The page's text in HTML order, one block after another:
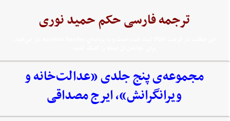
ترجمه فارسی حکم حمید نوری
مجموعه‌‌ی پنج جلدی «عدالت‌خانه و
ویرانگرانش»، ایرج مصداقی